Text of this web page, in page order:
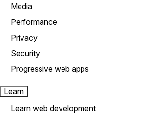
Media
Performance
Privacy
Security
Progressive web apps
Learn
Learn web development